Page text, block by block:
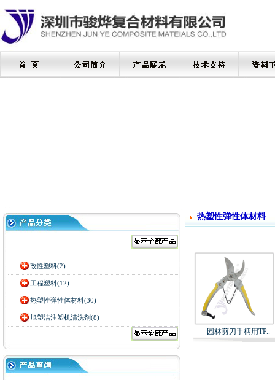
改性塑料(2)
工程塑料(12)
热塑性弹性体材料(30)
旭塑洁注塑机清洗剂(8)
热塑性弹性体材料
园林剪刀手柄用TP..